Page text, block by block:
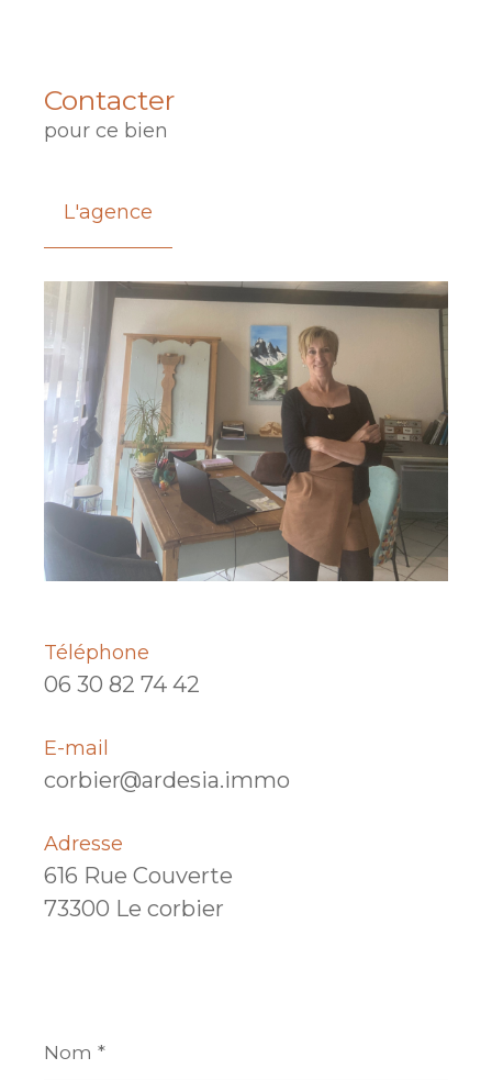
Contacter
pour ce bien
L'agence
Téléphone
06 30 82 74 42
E-mail
corbier@ardesia.immo
Adresse
616 Rue Couverte
73300 Le corbier
*